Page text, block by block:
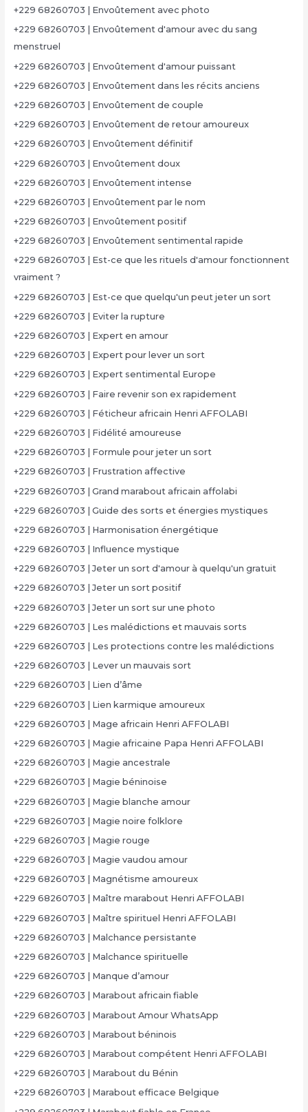
+229 68260703 | Envoûtement avec photo
+229 68260703 | Envoûtement d'amour avec du sang
menstruel
+229 68260703 | Envoûtement d'amour puissant
+229 68260703 | Envoûtement dans les récits anciens
+229 68260703 | Envoûtement de couple
+229 68260703 | Envoûtement de retour amoureux
+229 68260703 | Envoûtement définitif
+229 68260703 | Envoûtement doux
+229 68260703 | Envoûtement intense
+229 68260703 | Envoûtement par le nom
+229 68260703 | Envoûtement positif
+229 68260703 | Envoûtement sentimental rapide
+229 68260703 | Est-ce que les rituels d'amour fonctionnent
vraiment ?
+229 68260703 | Est-ce que quelqu'un peut jeter un sort
+229 68260703 | Eviter la rupture
+229 68260703 | Expert en amour
+229 68260703 | Expert pour lever un sort
+229 68260703 | Expert sentimental Europe
+229 68260703 | Faire revenir son ex rapidement
+229 68260703 | Féticheur africain Henri AFFOLABI
+229 68260703 | Fidélité amoureuse
+229 68260703 | Formule pour jeter un sort
+229 68260703 | Frustration affective
+229 68260703 | Grand marabout africain affolabi
+229 68260703 | Guide des sorts et énergies mystiques
+229 68260703 | Harmonisation énergétique
+229 68260703 | Influence mystique
+229 68260703 | Jeter un sort d'amour à quelqu'un gratuit
+229 68260703 | Jeter un sort positif
+229 68260703 | Jeter un sort sur une photo
+229 68260703 | Les malédictions et mauvais sorts
+229 68260703 | Les protections contre les malédictions
+229 68260703 | Lever un mauvais sort
+229 68260703 | Lien d’âme
+229 68260703 | Lien karmique amoureux
+229 68260703 | Mage africain Henri AFFOLABI
+229 68260703 | Magie africaine Papa Henri AFFOLABI
+229 68260703 | Magie ancestrale
+229 68260703 | Magie béninoise
+229 68260703 | Magie blanche amour
+229 68260703 | Magie noire folklore
+229 68260703 | Magie rouge
+229 68260703 | Magie vaudou amour
+229 68260703 | Magnétisme amoureux
+229 68260703 | Maître marabout Henri AFFOLABI
+229 68260703 | Maître spirituel Henri AFFOLABI
+229 68260703 | Malchance persistante
+229 68260703 | Malchance spirituelle
+229 68260703 | Manque d’amour
+229 68260703 | Marabout africain fiable
+229 68260703 | Marabout Amour WhatsApp
+229 68260703 | Marabout béninois
+229 68260703 | Marabout compétent Henri AFFOLABI
+229 68260703 | Marabout du Bénin
+229 68260703 | Marabout efficace Belgique